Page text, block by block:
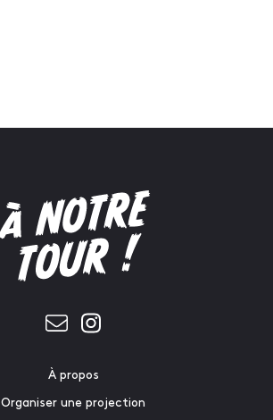
À propos
Organiser une projection